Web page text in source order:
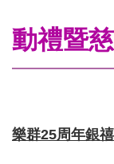
動禮暨
樂群25周年銀